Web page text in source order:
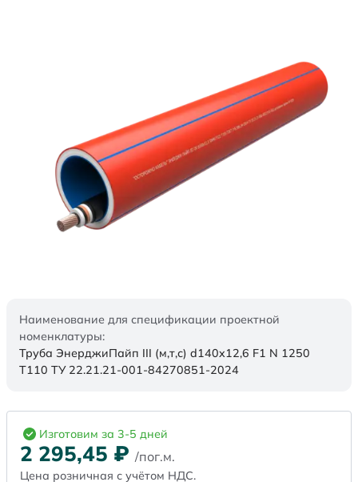
Наименование для спецификации проектной
номенклатуры:
Труба ЭнерджиПайп III (м,т,с) d140x12,6 F1 N 1250
Т110 ТУ 22.21.21-001-84270851-2024
Изготовим за 3-5 дней
2 295,45 ₽ /пог.м.
Цена розничная с учётом НДС.